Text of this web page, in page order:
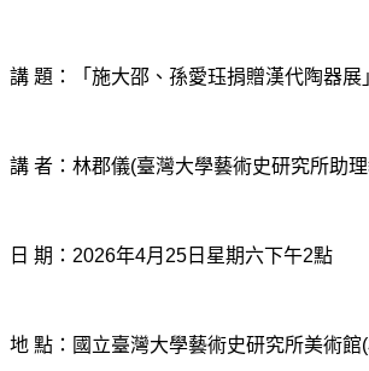
講 題：「施大邵、孫愛珏捐贈漢代陶器展
講 者：林郡儀(臺灣大學藝術史研究所助
日 期： 2026年4月 25 日星期六下午2點
地 點：國立臺灣大學藝術史研究所美術館(